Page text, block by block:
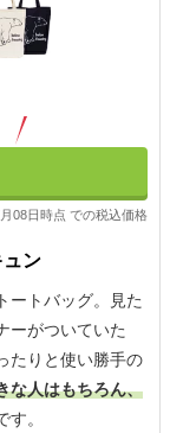
08日時点 での税込価格
ン
ートバッグ。見た
ーがついていた
たりと使い勝手の
な人はもちろん、
す。